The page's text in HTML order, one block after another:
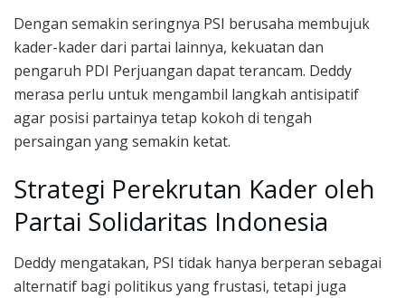
Dengan semakin seringnya PSI berusaha membujuk
kader-kader dari partai lainnya, kekuatan dan
pengaruh PDI Perjuangan dapat terancam. Deddy
merasa perlu untuk mengambil langkah antisipatif
agar posisi partainya tetap kokoh di tengah
persaingan yang semakin ketat.
Strategi Perekrutan Kader oleh
Partai Solidaritas Indonesia
Deddy mengatakan, PSI tidak hanya berperan sebagai
alternatif bagi politikus yang frustasi, tetapi juga